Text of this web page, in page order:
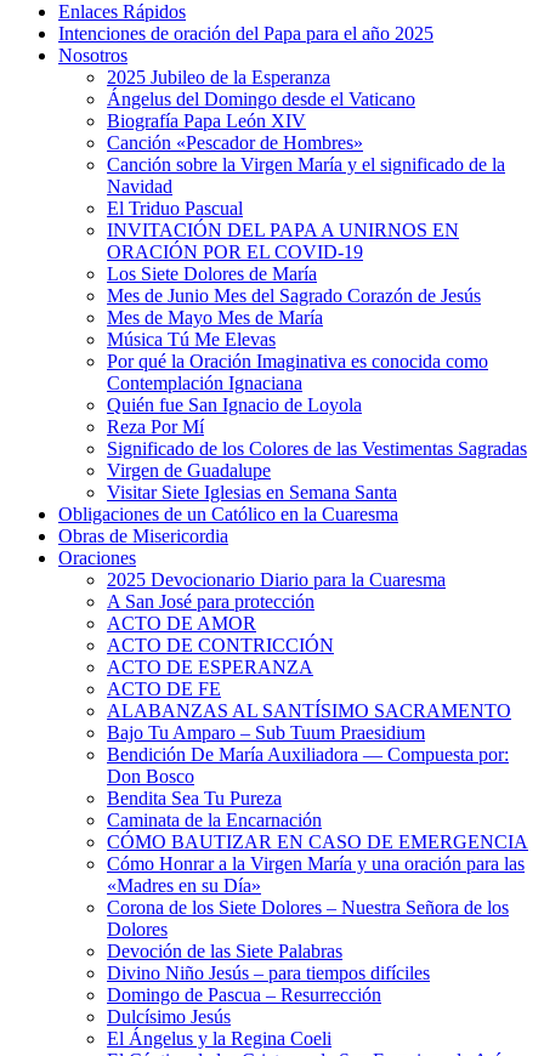
Enlaces Rápidos
Intenciones de oración del Papa para el año 2025
Nosotros
2025 Jubileo de la Esperanza
Ángelus del Domingo desde el Vaticano
Biografía Papa León XIV
Canción «Pescador de Hombres»
Canción sobre la Virgen María y el significado de la
Navidad
El Triduo Pascual
INVITACIÓN DEL PAPA A UNIRNOS EN
ORACIÓN POR EL COVID-19
Los Siete Dolores de María
Mes de Junio Mes del Sagrado Corazón de Jesús
Mes de Mayo Mes de María
Música Tú Me Elevas
Por qué la Oración Imaginativa es conocida como
Contemplación Ignaciana
Quién fue San Ignacio de Loyola
Reza Por Mí
Significado de los Colores de las Vestimentas Sagradas
Virgen de Guadalupe
Visitar Siete Iglesias en Semana Santa
Obligaciones de un Católico en la Cuaresma
Obras de Misericordia
Oraciones
2025 Devocionario Diario para la Cuaresma
A San José para protección
ACTO DE AMOR
ACTO DE CONTRICCIÓN
ACTO DE ESPERANZA
ACTO DE FE
ALABANZAS AL SANTÍSIMO SACRAMENTO
Bajo Tu Amparo – Sub Tuum Praesidium
Bendición De María Auxiliadora — Compuesta por:
Don Bosco
Bendita Sea Tu Pureza
Caminata de la Encarnación
CÓMO BAUTIZAR EN CASO DE EMERGENCIA
Cómo Honrar a la Virgen María y una oración para las
«Madres en su Día»
Corona de los Siete Dolores – Nuestra Señora de los
Dolores
Devoción de las Siete Palabras
Divino Niño Jesús – para tiempos difíciles
Domingo de Pascua – Resurrección
Dulcísimo Jesús
El Ángelus y la Regina Coeli